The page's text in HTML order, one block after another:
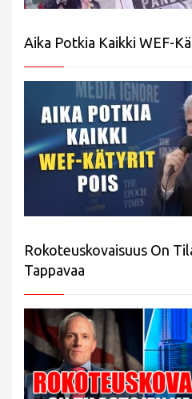
Aika Potkia Kaikki WEF-
Rokoteuskovaisuus On
Tappavaa